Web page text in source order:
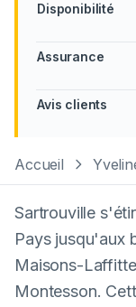
Disponibilité
Assurance
Avis clients
Accueil
Sartrouville
Pays jusqu'aux
Maisons-
Montesson.